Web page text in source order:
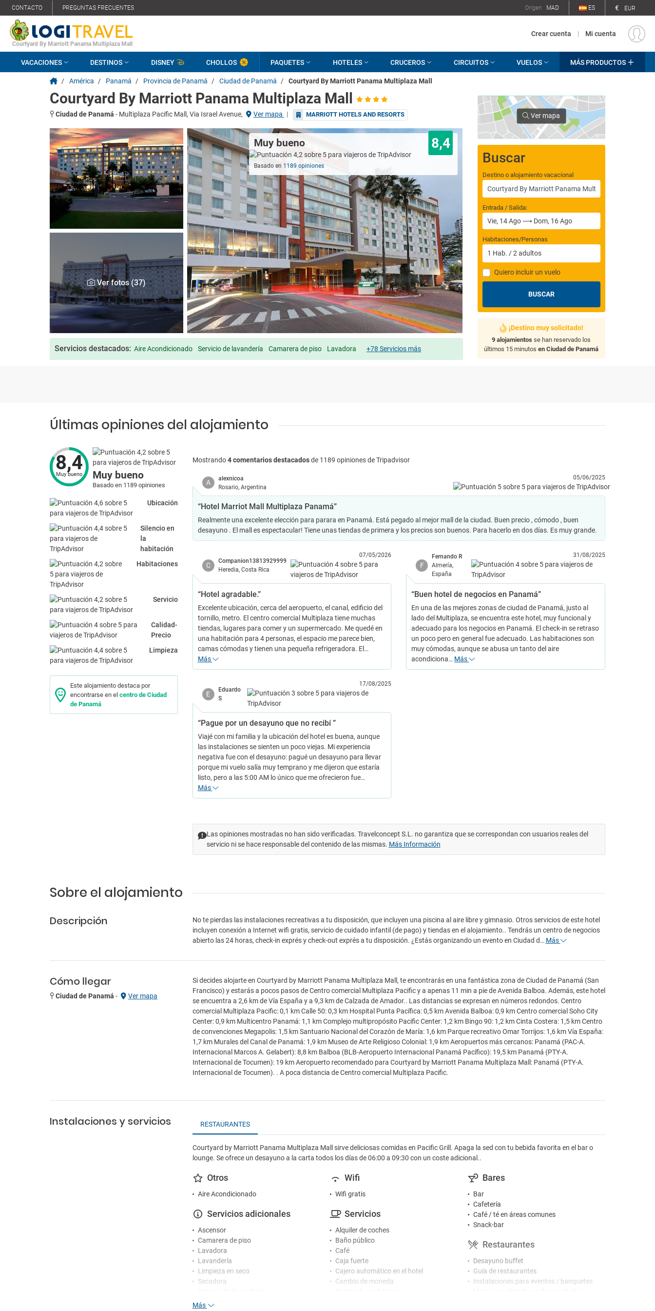
CONTACTO PREGUNTAS FRECUENTES Origen MAD ES € EUR
Courtyard By Marriott Panama Multiplaza Mall
Crear cuenta | Mi cuenta
VACACIONES DESTINOS DISNEY CHOLLOS PAQUETES HOTELES CRUCEROS CIRCUITOS VUELOS MÁS PRODUCTOS
/ América / Panamá / Provincia de Panamá / Ciudad de Panamá / Courtyard By Marriott Panama Multiplaza Mall
Courtyard By Marriott Panama Multiplaza Mall
Ciudad de Panamá - Multiplaza Pacific Mall, Via Israel Avenue, Ver mapa | MARRIOTT HOTELS AND RESORTS
Ver fotos (37)
Muy bueno 8,4
Basado en 1189 opiniones
Servicios destacados: Aire Acondicionado Servicio de lavandería Camarera de piso Lavadora +78 Servicios más
Ver mapa
Buscar
Destino o alojamiento vacacional
Entrada / Salida:
Habitaciones/Personas
1 Hab. /2 adultos
Quiero incluir un vuelo
BUSCAR
¡Destino muy solicitado!
9 alojamientos se han reservado los
últimos 15 minutosen Ciudad de Panamá
Últimas opiniones del alojamiento
8,4
Muy bueno Muy bueno
Basado en 1189 opiniones
Ubicación
Silencio en
la
habitación
Habitaciones
Servicio
Calidad-
Precio
Limpieza
Este alojamiento destaca por
encontrarse en el centro de Ciudad
de Panamá
Mostrando4 comentarios destacadosde 1189 opiniones de Tripadvisor
A
alexnicoa
Rosario, Argentina
05/06/2025
“Hotel Marriot Mall Multiplaza Panamá”
Realmente una excelente elección para parara en Panamá. Está pegado al mejor mall de la ciudad. Buen precio , cómodo , buen
desayuno . El mall es espectacular! Tiene unas tiendas de primera y los precios son buenos. Para hacerlo en dos días. Es muy grande.
C
Companion13813929999
Heredia, Costa Rica
07/05/2026
“Hotel agradable.”
Excelente ubicación, cerca del aeropuerto, el canal, edificio del
tornillo, metro. El centro comercial Multiplaza tiene muchas
tiendas, lugares para comer y un supermercado. Me quedé en
una habitación para 4 personas, el espacio me parece bien,
camas cómodas y tienen una pequeña refrigeradora. El…
Más
F
Fernando R
Almería,
España
31/08/2025
“Buen hotel de negocios en Panamá”
En una de las mejores zonas de ciudad de Panamá, justo al
lado del Multiplaza, se encuentra este hotel, muy funcional y
adecuado para los negocios en Panamá. El check-in se retraso
un poco pero en general fue adecuado. Las habitaciones son
muy cómodas, aunque se abusa un tanto del aire
acondiciona… Más
E
Eduardo
S
17/08/2025
“Pague por un desayuno que no recibí ”
Viajé con mi familia y la ubicación del hotel es buena, aunque
las instalaciones se sienten un poco viejas. Mi experiencia
negativa fue con el desayuno: pagué un desayuno para llevar
porque mi vuelo salía muy temprano y me dijeron que estaría
listo, pero a las 5:00 AM lo único que me ofrecieron fue…
Más
Las opiniones mostradas no han sido verificadas. Travelconcept S.L. no garantiza que se correspondan con usuarios reales del
servicio ni se hace responsable del contenido de las mismas. Más Información
Sobre el alojamiento
Descripción
No te pierdas las instalaciones recreativas a tu disposición, que incluyen una piscina al aire libre y gimnasio. Otros servicios de este hotel
incluyen conexión a Internet wifi gratis, servicio de cuidado infantil (de pago) y tiendas en el alojamiento.. Tendrás un centro de negocios
abierto las 24 horas, check-in exprés y check-out exprés a tu disposición. ¿Estás organizando un evento en Ciudad d… Más
Cómo llegar
Ciudad de Panamá - Ver mapa
Si decides alojarte en Courtyard by Marriott Panama Multiplaza Mall, te encontrarás en una fantástica zona de Ciudad de Panamá (San
Francisco) y estarás a pocos pasos de Centro comercial Multiplaza Pacific y a apenas 11 min a pie de Avenida Balboa. Además, este hotel
se encuentra a 2,6 km de Vía España y a 9,3 km de Calzada de Amador.. Las distancias se expresan en números redondos. Centro
comercial Multiplaza Pacific: 0,1 km Calle 50: 0,3 km Hospital Punta Pacífica: 0,5 km Avenida Balboa: 0,9 km Centro comercial Soho City
Center: 0,9 km Multicentro Panamá: 1,1 km Complejo multipropósito Pacific Center: 1,2 km Bingo 90: 1,2 km Cinta Costera: 1,5 km Centro
de convenciones Megapolis: 1,5 km Santuario Nacional del Corazón de María: 1,6 km Parque recreativo Omar Torrijos: 1,6 km Vía España:
1,7 km Murales del Canal de Panamá: 1,9 km Museo de Arte Religioso Colonial: 1,9 km Aeropuertos más cercanos: Panamá (PAC-A.
Internacional Marcos A. Gelabert): 8,8 km Balboa (BLB-Aeropuerto Internacional Panamá Pacífico): 19,5 km Panamá (PTY-A.
Internacional de Tocumen): 19 km Aeropuerto recomendado para Courtyard by Marriott Panama Multiplaza Mall: Panamá (PTY-A.
Internacional de Tocumen). . A poca distancia de Centro comercial Multiplaza Pacific.
Instalaciones y servicios RESTAURANTES
Courtyard by Marriott Panama Multiplaza Mall sirve deliciosas comidas en Pacific Grill. Apaga la sed con tu bebida favorita en el bar o
lounge. Se ofrece un desayuno a la carta todos los días de 06:00 a 09:30 con un coste adicional..
Otros
Aire Acondicionado
Servicios adicionales
Ascensor
Camarera de piso
Lavadora
Lavandería
Limpieza en seco
Secadora
Wifi
Wifi gratis
Servicios
Alquiler de coches
Baño público
Café
Caja fuerte
Cajero automático en el hotel
Cambio de moneda
Bares
Bar
Cafetería
Café / té en áreas comunes
Snack-bar
Restaurantes
Desayuno buffet
Guía de restaurantes
Instalaciones para eventos / banquetes
Más